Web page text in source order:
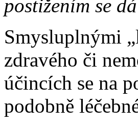
postižením se
Smysluplnými
zdravého či
účincích se na
podobně